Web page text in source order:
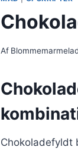
Af
Chokoladefyldt